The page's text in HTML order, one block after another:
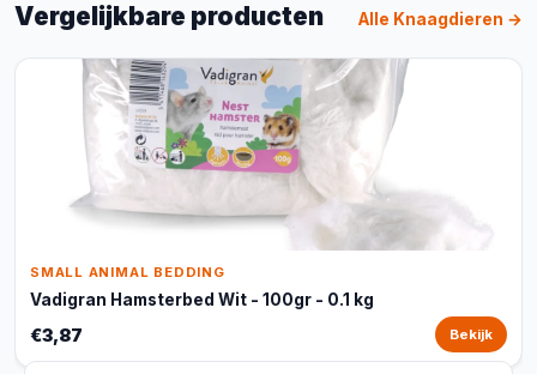
Vergelijkbare producten Alle Knaagdieren →
SMALL ANIMAL BEDDING
Vadigran Hamsterbed Wit - 100gr - 0.1 kg
€3,87 Bekijk